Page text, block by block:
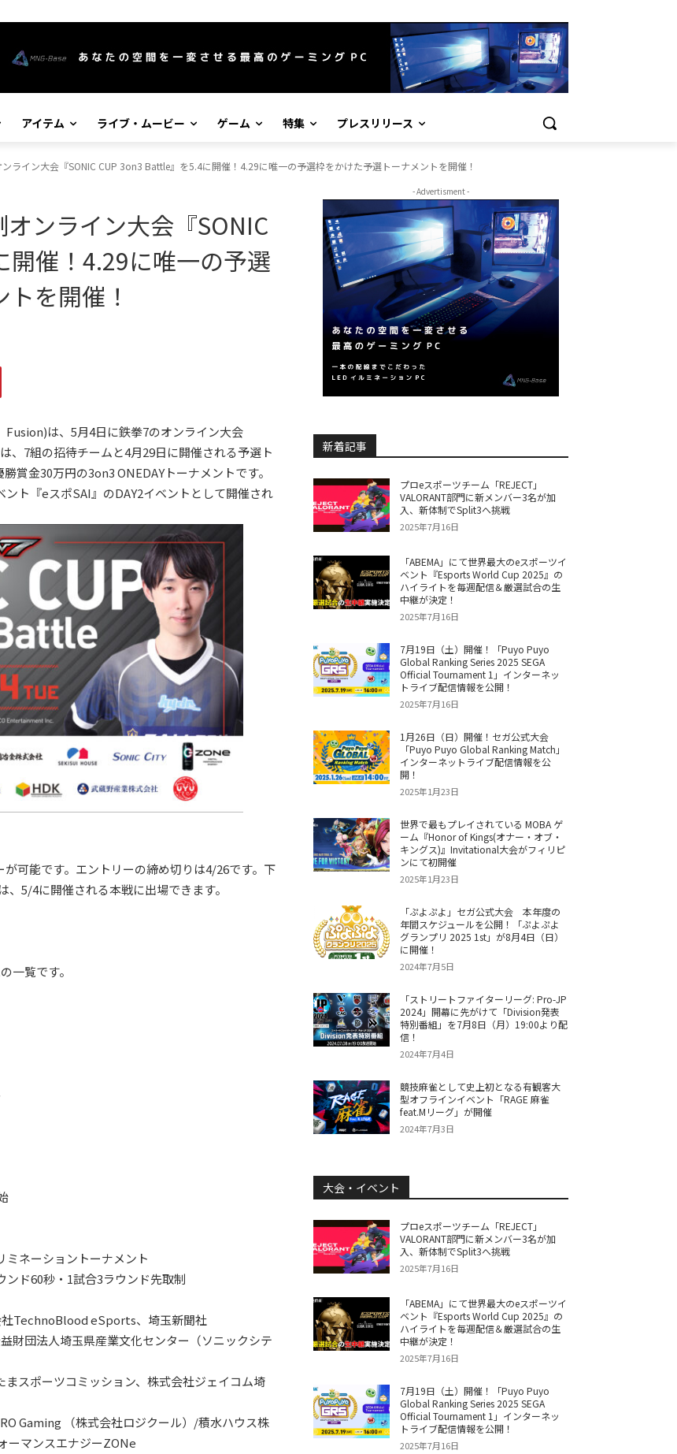
アイテム ライブ・ムービー ゲーム 特集 プレスリリース
ライン大会『SONIC CUP 3on3 Battle』を5.4に開催！4.29に唯一の予選枠をかけた予選トーナメントを開催！
ンライン大会『SONIC
催！4.29に唯一の予選
を開催！
は、5月4日に鉄拳7のオンライン大会
、7組の招待チームと4月29日に開催される予選ト
賞金30万円の3on3 ONEDAYトーナメントです。
ト『eスポSAI』のDAY2イベントとして開催され
可能です。エントリーの締め切りは4/26です。下
5/4に開催される本戦に出場できます。
一覧です。
ネーショントーナメント
ド60秒・1試合3ラウンド先取制
TechnoBlood eSports、埼玉新聞社
財団法人埼玉県産業文化センター（ソニックシテ
スポーツコミッション、株式会社ジェイコム埼
Gaming （株式会社ロジクール）/積水ハウス株
ーマンスエナジーZONe
- Advertisment -
新着記事
プロeスポーツチーム「REJECT」
VALORANT部門に新メンバー3名が加
入、新体制でSplit3へ挑戦
2025年7月16日
「ABEMA」にて世界最大のeスポーツイ
ベント『Esports World Cup 2025』の
ハイライトを毎週配信＆厳選試合の生
中継が決定！
2025年7月16日
7月19日（土）開催！「Puyo Puyo
Global Ranking Series 2025 SEGA
Official Tournament 1」インターネッ
トライブ配信情報を公開！
2025年7月16日
1月26日（日）開催！セガ公式大会
「Puyo Puyo Global Ranking Match」
インターネットライブ配信情報を公
開！
2025年1月23日
世界で最もプレイされている MOBA ゲ
ーム『Honor of Kings(オナー・オブ・
キングス)』Invitational大会がフィリピ
ンにて初開催
2025年1月23日
「ぷよぷよ」セガ公式大会 本年度の
年間スケジュールを公開！「ぷよぷよ
グランプリ 2025 1st」が8月4日（日）
に開催！
2024年7月5日
「ストリートファイターリーグ: Pro-JP
2024」開幕に先がけて「Division発表
特別番組」を7月8日（月）19:00より配
信！
2024年7月4日
競技麻雀として史上初となる有観客大
型オフラインイベント「RAGE 麻雀
feat.Mリーグ」が開催
2024年7月3日
大会・イベント
プロeスポーツチーム「REJECT」
VALORANT部門に新メンバー3名が加
入、新体制でSplit3へ挑戦
2025年7月16日
「ABEMA」にて世界最大のeスポーツイ
ベント『Esports World Cup 2025』の
ハイライトを毎週配信＆厳選試合の生
中継が決定！
2025年7月16日
7月19日（土）開催！「Puyo Puyo
Global Ranking Series 2025 SEGA
Official Tournament 1」インターネッ
トライブ配信情報を公開！
2025年7月16日